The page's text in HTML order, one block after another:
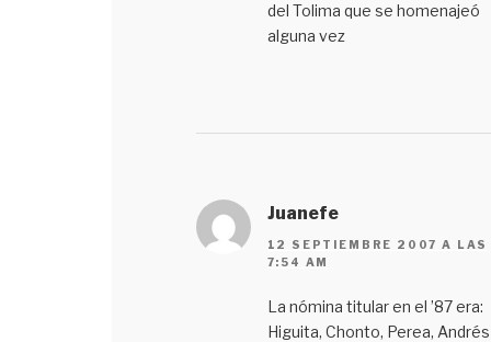
del Tolima que se homenajeó
alguna vez
Juanefe
12 SEPTIEMBRE 2007 A LAS
7:54 AM
La nómina titular en el ’87 era:
Higuita, Chonto, Perea, Andrés